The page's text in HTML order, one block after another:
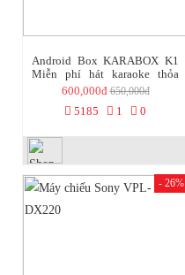
Android Box KARABOX K1
Miễn phí hát karaoke thỏa
600,000đ650,000đ
5185 1 0
- 26%